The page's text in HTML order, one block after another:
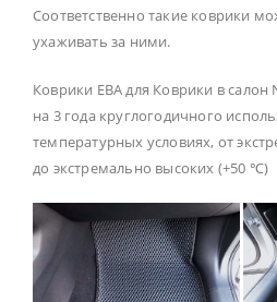
Соответственно такие коврики
ухаживать за ними.
Коврики ЕВА для Коврики в салон
на 3 года круглогодичного
температурных условиях, от
до экстремально высоких (+50 ℃)